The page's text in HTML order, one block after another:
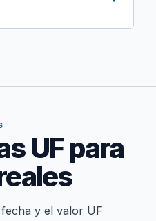
UF para
y el valor UF